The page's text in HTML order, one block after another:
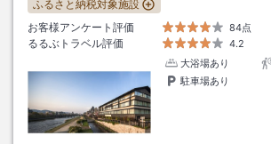
ふるさと納税対象施設
お客様アンケート評価
84点
るるぶトラベル評価
4.2
大浴場あり
駐車場あり